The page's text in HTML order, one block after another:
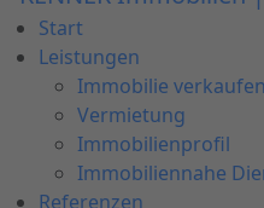
Start
Leistungen
Immobilie verkaufen
Vermietung
Immobilienprofil
Immobiliennahe
Referenzen